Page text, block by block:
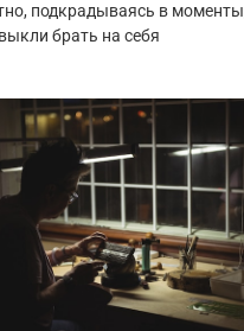
подкрадываясь в
брать на себя